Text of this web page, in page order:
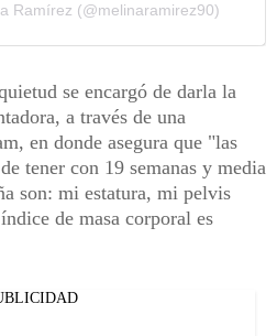
Ramírez (@melinaramirez90)
se encargó de darla la
a través de una
en donde asegura que "las
tener con 19 semanas y media
son: mi estatura, mi pelvis
de masa corporal es